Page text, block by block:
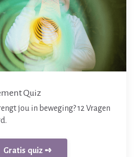
Quiz
jou in beweging? 12 Vragen
Gratis quiz ➺